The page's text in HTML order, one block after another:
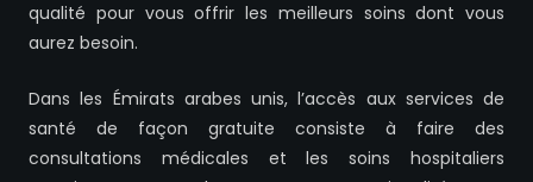
qualité pour vous offrir les meilleurs soins dont vous
aurez besoin.
Dans les Émirats arabes unis, l’accès aux services de
santé de façon gratuite consiste à faire des
consultations médicales et les soins hospitaliers